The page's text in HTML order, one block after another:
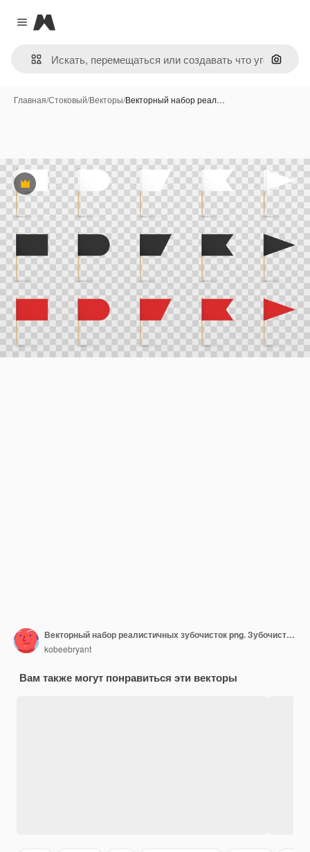
Close menu
Magnific
Поиск
Главная/Стоковый/Векторы/Векторный набор реал…
Премиум
Векторный набор реалистичных зубочисток png. Зубочистки с флагом на изолированном прозрачном фоне
kobeebryant
Вам также могут понравиться эти векторы